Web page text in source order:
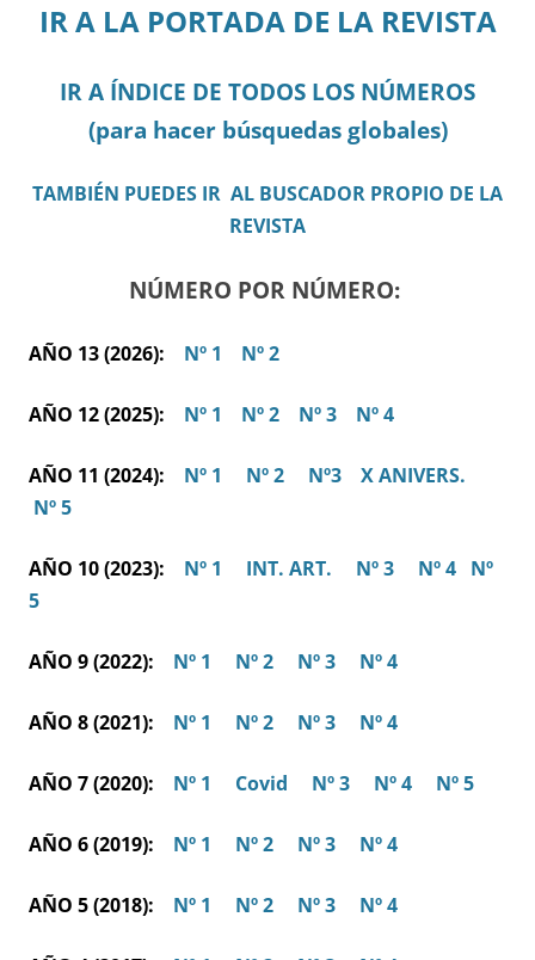
IR A LA PORTADA DE LA REVISTA
IR A ÍNDICE DE TODOS LOS NÚMEROS
(para hacer búsquedas globales)
TAMBIÉN PUEDES IR AL BUSCADOR PROPIO DE LA
REVISTA
NÚMERO POR NÚMERO:
AÑO 13 (2026): Nº 1 Nº 2
AÑO 12 (2025): Nº 1 Nº 2 Nº 3 Nº 4
AÑO 11 (2024): Nº 1 Nº 2 Nº3
X ANIVERS.
Nº 5
AÑO 10 (2023): Nº 1 INT. ART. Nº 3 Nº 4 Nº
5
AÑO 9 (2022): Nº 1 Nº 2 Nº 3 Nº 4
AÑO 8 (2021): Nº 1 Nº 2 Nº 3 Nº 4
AÑO 7 (2020): Nº 1 Covid Nº 3 Nº 4 Nº 5
AÑO 6 (2019): Nº 1 Nº 2 Nº 3 Nº 4
AÑO 5 (2018): Nº 1 Nº 2 Nº 3 Nº 4